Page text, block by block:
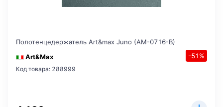
Полотенцедержатель Art&max Juno (AM-0716-B)
Art&Max
-51%
Код товара: 288999